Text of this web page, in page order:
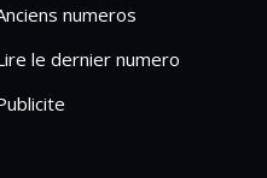
numeros
le dernier numero